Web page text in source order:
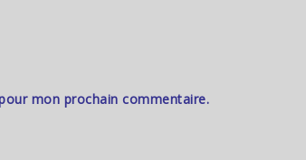
mon prochain commentaire.